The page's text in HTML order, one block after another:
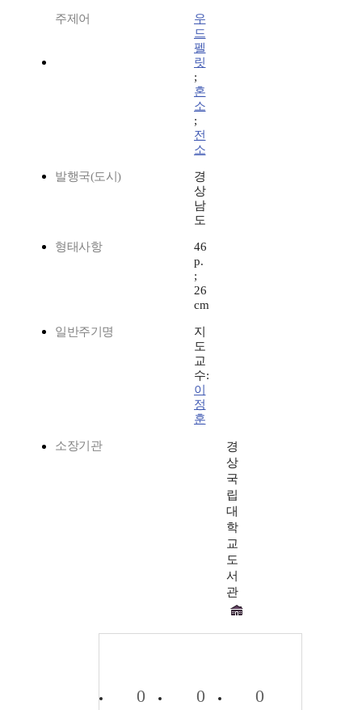
주제어
우
드
펠
릿
;
혼
소
;
전
소
발행국(도시)
경
상
남
도
형태사항
46
p.
;
26
cm
일반주기명
지
도
교
수:
이
정
훈
소장기관
경
상
국
립
대
학
교
도
서
관
0 0 0